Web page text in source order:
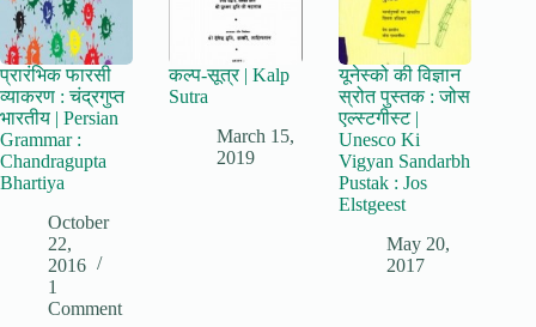
प्रारंभिक फारसी
व्याकरण : चंद्रगुप्त
भारतीय | Persian
Grammar :
Chandragupta
Bhartiya
October
22,
2016
1
Comment
कल्प-सूत्र | Kalp
Sutra
March 15,
2019
यूनेस्को की विज्ञान
स्रोत पुस्तक : जोस
एल्स्टगीस्ट |
Unesco Ki
Vigyan Sandarbh
Pustak : Jos
Elstgeest
May 20,
2017